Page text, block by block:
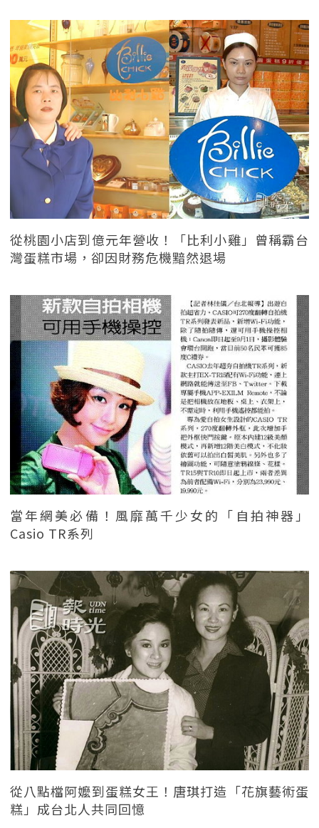
從桃園小店到億元年營收！「比利小雞」曾稱霸台
灣蛋糕市場，卻因財務危機黯然退場
當年網美必備！風靡萬千少女的「自拍神器」
Casio TR系列
從八點檔阿嬤到蛋糕女王！唐琪打造「花旗藝術蛋
糕」成台北人共同回憶